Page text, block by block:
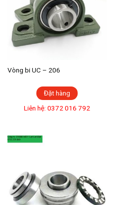
Vòng bi UC – 206
Đặt hàng
Liên hệ: 0372 016 792